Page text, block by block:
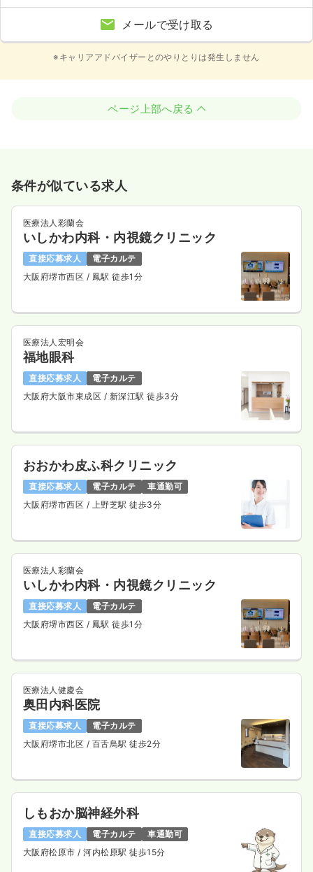
メールで受け取る
※キャリアアドバイザーとのやりとりは発生しません
ページ上部へ戻る
条件が似ている求人
医療法人彩蘭会
いしかわ内科・内視鏡クリニック
直接応募求人
電子カルテ
大阪府堺市西区 / 鳳駅 徒歩1分
医療法人宏明会
福地眼科
直接応募求人
電子カルテ
大阪府大阪市東成区 / 新深江駅 徒歩3分
おおかわ皮ふ科クリニック
直接応募求人 電子カルテ
車通勤可
大阪府堺市西区 / 上野芝駅 徒歩3分
医療法人彩蘭会
いしかわ内科・内視鏡クリニック
直接応募求人
電子カルテ
大阪府堺市西区 / 鳳駅 徒歩1分
医療法人健慶会
奥田内科医院
直接応募求人
電子カルテ
大阪府堺市北区 / 百舌鳥駅 徒歩2分
しもおか脳神経外科
直接応募求人 電子カルテ
車通勤可
大阪府松原市/ 河内松原駅 徒歩15分